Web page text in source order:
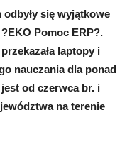
się wyjątkowe
Pomoc ERP?.
laptopy i
nauczania dla ponad
od czerwca br. i
na terenie